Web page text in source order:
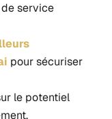
service
pour sécuriser
le potentiel